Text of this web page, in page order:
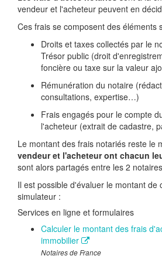
vendeur et l'acheteur peuvent en
Ces frais se composent des éléments
Droits et taxes collectés par le
Trésor public (droit
foncière ou taxe sur la valeur
Rémunération du notaire
consultations, expertise…)
Frais engagés pour le compte
l'acheteur (extrait de cadastre,
Le montant des frais notariés reste le
vendeur et l'acheteur ont chacun
sont alors partagés entre les 2
Il est possible d'évaluer le montant de
simulateur :
Services en ligne et formulaires
Calculer le montant des frais
immobilier
Notaires de France